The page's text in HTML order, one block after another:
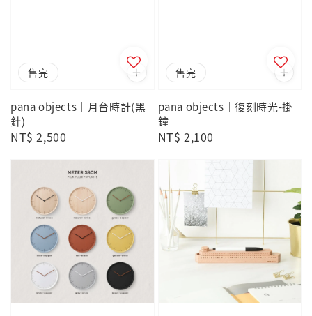
售完
pana objects｜月台時計(黑
針)
Regular
NT$ 2,500
售完
pana objects｜復刻時光-掛
鐘
Regular
NT$ 2,100